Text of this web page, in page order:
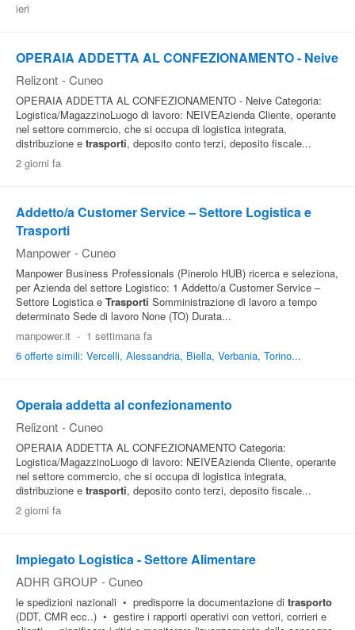
ieri
OPERAIA ADDETTA AL CONFEZIONAMENTO - Neive
Relizont - Cuneo
OPERAIA ADDETTA AL CONFEZIONAMENTO - Neive Categoria:
Logistica/MagazzinoLuogo di lavoro: NEIVEAzienda Cliente, operante
nel settore commercio, che si occupa di logistica integrata,
distribuzione e trasporti, deposito conto terzi, deposito fiscale...
2 giorni fa
Addetto/a Customer Service – Settore Logistica e
Trasporti
Manpower - Cuneo
Manpower Business Professionals (Pinerolo HUB) ricerca e seleziona,
per Azienda del settore Logistico: 1 Addetto/a Customer Service –
Settore Logistica e Trasporti Somministrazione di lavoro a tempo
determinato Sede di lavoro None (TO) Durata...
manpower.it - 1 settimana fa
6 offerte simili: Vercelli, Alessandria, Biella, Verbania, Torino...
Operaia addetta al confezionamento
Relizont - Cuneo
OPERAIA ADDETTA AL CONFEZIONAMENTO Categoria:
Logistica/MagazzinoLuogo di lavoro: NEIVEAzienda Cliente, operante
nel settore commercio, che si occupa di logistica integrata,
distribuzione e trasporti, deposito conto terzi, deposito fiscale...
2 giorni fa
Impiegato Logistica - Settore Alimentare
ADHR GROUP - Cuneo
le spedizioni nazionali • predisporre la documentazione di trasporto
(DDT, CMR ecc..) • gestire i rapporti operativi con vettori, corrieri e